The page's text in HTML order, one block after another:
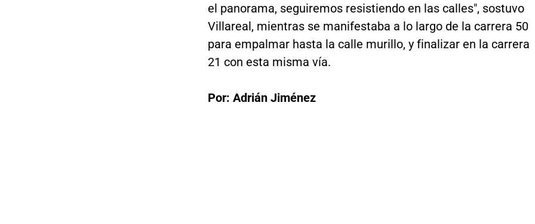
el panorama, seguiremos resistiendo en las calles", sostuvo
Villareal, mientras se manifestaba a lo largo de la carrera 50
para empalmar hasta la calle murillo, y finalizar en la carrera
21 con esta misma vía.
Por: Adrián Jiménez